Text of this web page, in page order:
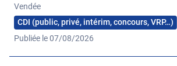
Vendée
CDI (public, privé, intérim, concours, VRP…)
Publiée le 07/08/2026